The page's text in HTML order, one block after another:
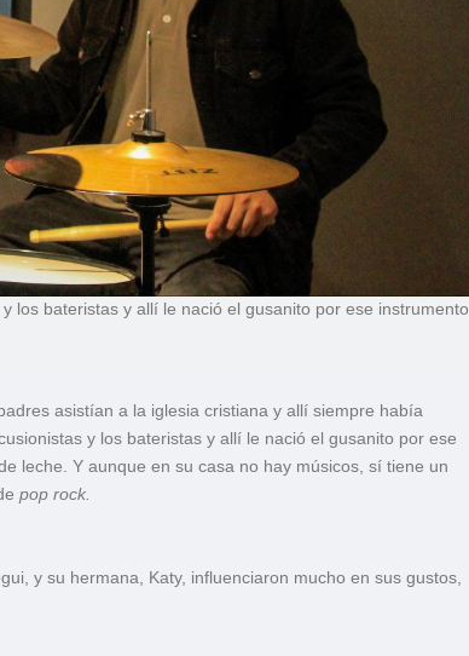
bateristas y allí le nació el gusanito por ese instrumento,
asistían a la iglesia cristiana y allí siempre había
y los bateristas y allí le nació el gusanito por ese
leche. Y aunque en su casa no hay músicos, sí tiene un
pop rock.
y su hermana, Katy, influenciaron mucho en sus gustos,